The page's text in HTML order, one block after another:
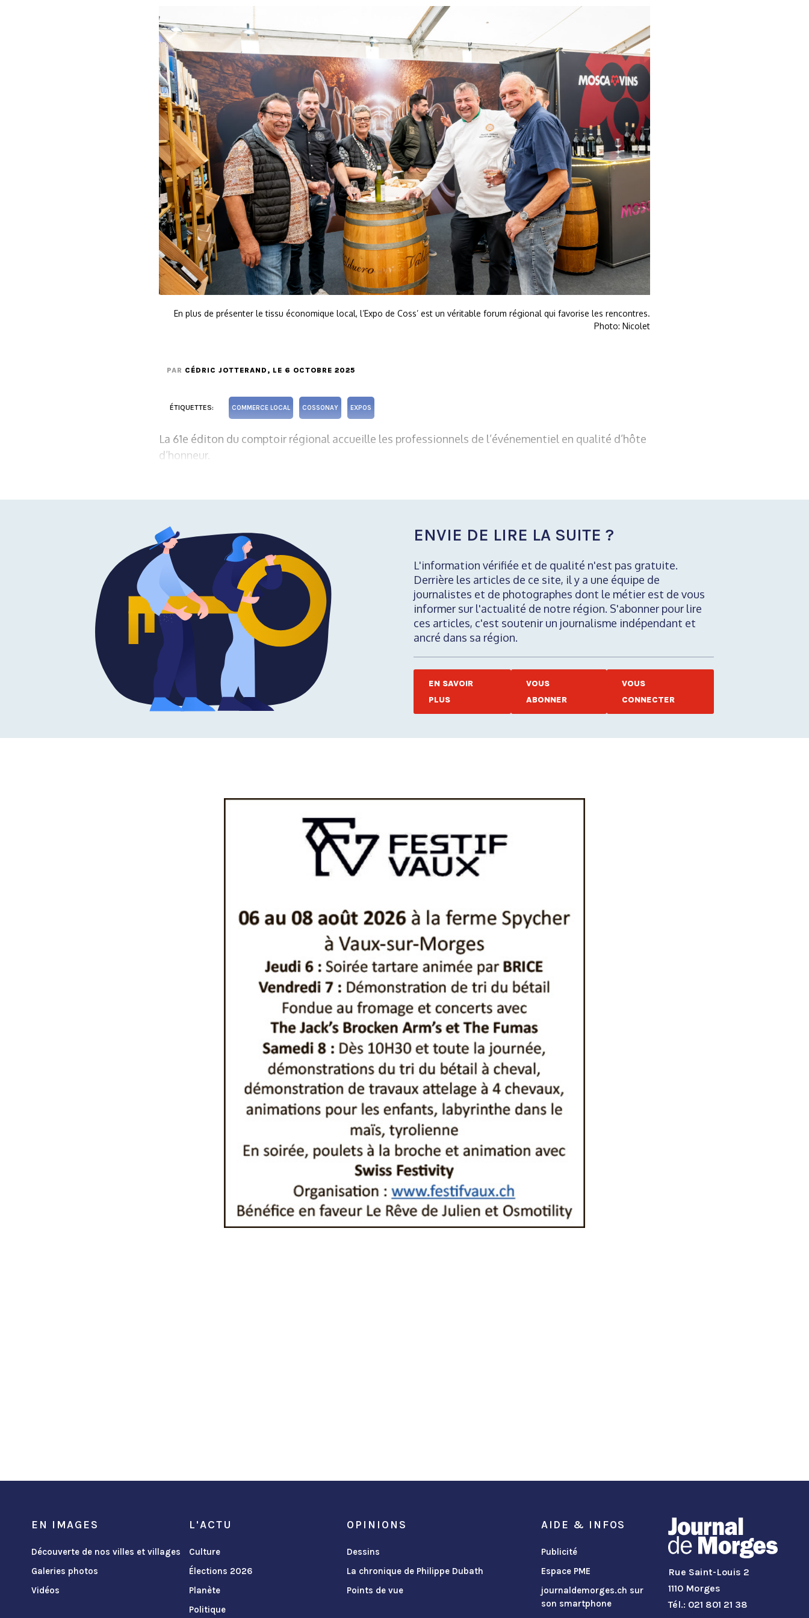
En plus de présenter le tissu économique local, l’Expo de Coss’ est un véritable forum régional qui favorise les rencontres.
Photo: Nicolet
PAR CÉDRIC JOTTERAND , LE 6 OCTOBRE 2025
ÉTIQUETTES: COMMERCE LOCAL COSSONAY EXPOS
La 61e éditon du comptoir régional accueille les professionnels de l’événementiel en qualité d’hôte
d’honneur.
ENVIE DE LIRE LA SUITE ?
L'information vérifiée et de qualité n'est pas gratuite.
Derrière les articles de ce site, il y a une équipe de
journalistes et de photographes dont le métier est de vous
informer sur l'actualité de notre région. S'abonner pour lire
ces articles, c'est soutenir un journalisme indépendant et
ancré dans sa région.
EN SAVOIR
PLUS
VOUS
ABONNER
VOUS
CONNECTER
EN IMAGES
Découverte de nos villes et villages
Galeries photos
Vidéos
L'ACTU
Culture
Élections 2026
Planète
Politique
OPINIONS
Dessins
La chronique de Philippe Dubath
Points de vue
AIDE & INFOS
Publicité
Espace PME
journaldemorges.ch sur
son smartphone
Rue Saint-Louis 2
1110 Morges
Tél.: 021 801 21 38